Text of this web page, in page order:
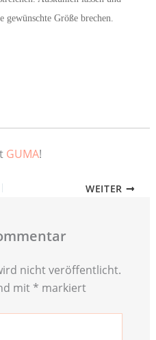
Größe brechen.
GUMA!
WEITER
nicht veröffentlicht.
mit * markiert